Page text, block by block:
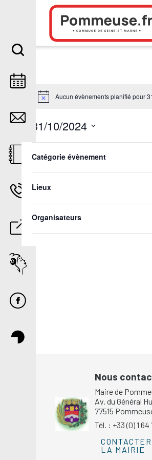
Aller au contenu
Aucun évènements planifié pour
any
the
form
will
cause
the
list
Catégorie évènement
Lieux
Organisateurs
31/10/2024
date.Jour précédent
Nous
Maire de
Av. du Général
77515
Tél. : +33 (0) 1 64
CONTACTER
LA MAIRIE